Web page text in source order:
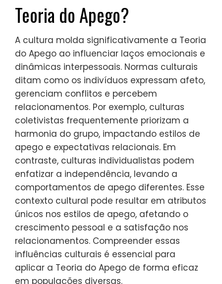
Teoria do Apego?
A cultura molda significativamente a Teoria
do Apego ao influenciar laços emocionais e
dinâmicas interpessoais. Normas culturais
ditam como os indivíduos expressam afeto,
gerenciam conflitos e percebem
relacionamentos. Por exemplo, culturas
coletivistas frequentemente priorizam a
harmonia do grupo, impactando estilos de
apego e expectativas relacionais. Em
contraste, culturas individualistas podem
enfatizar a independência, levando a
comportamentos de apego diferentes. Esse
contexto cultural pode resultar em atributos
únicos nos estilos de apego, afetando o
crescimento pessoal e a satisfação nos
relacionamentos. Compreender essas
influências culturais é essencial para
aplicar a Teoria do Apego de forma eficaz
em populações diversas.